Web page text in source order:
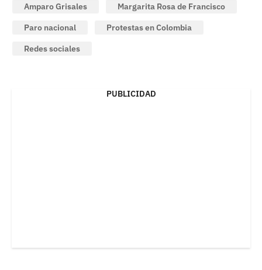
Amparo Grisales
Margarita Rosa de Francisco
Paro nacional
Protestas en Colombia
Redes sociales
PUBLICIDAD